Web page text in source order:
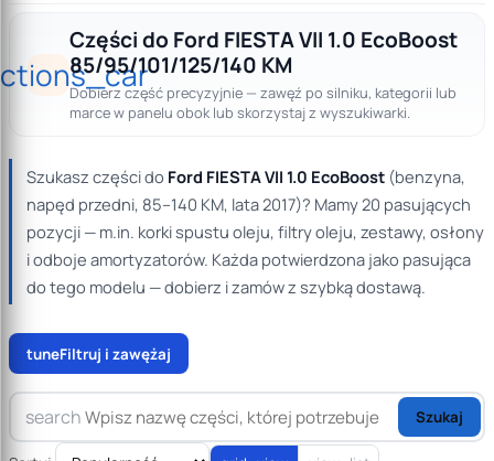
Części do Ford FIESTA VII 1.0 EcoBoost
85/95/101/125/140 KM
Dobierz część precyzyjnie — zawęź po silniku, kategorii lub
marce w panelu obok lub skorzystaj z wyszukiwarki.
Szukasz części do Ford FIESTA VII 1.0 EcoBoost(benzyna,
napęd przedni, 85–140 KM, lata 2017)? Mamy 20 pasujących
pozycji — m.in. korki spustu oleju, filtry oleju, zestawy, osłony
i odboje amortyzatorów. Każda potwierdzona jako pasująca
do tego modelu — dobierz i zamów z szybką dostawą.
tuneFiltruj i zawężaj
search Szukaj